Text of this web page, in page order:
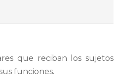
que reciban los sujetos
funciones.